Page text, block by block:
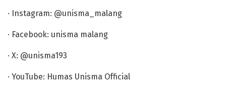
· Instagram: @unisma_malang
· Facebook: unisma malang
· X: @unisma193
· YouTube: Humas Unisma Official